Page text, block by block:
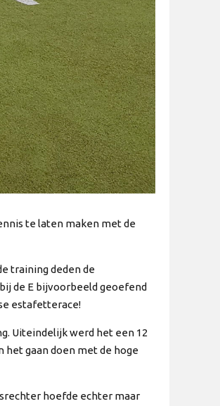
te laten maken met de
training deden de
de E bijvoorbeeld geoefend
estafetterace!
Uiteindelijk werd het een 12
het gaan doen met de hoge
hoefde echter maar